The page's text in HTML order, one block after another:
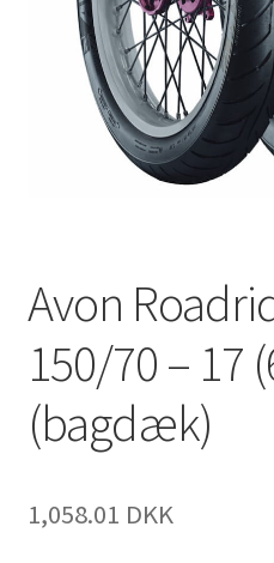
Avon
150/70 – 17
(bagdæk)
1,058.01 DKK